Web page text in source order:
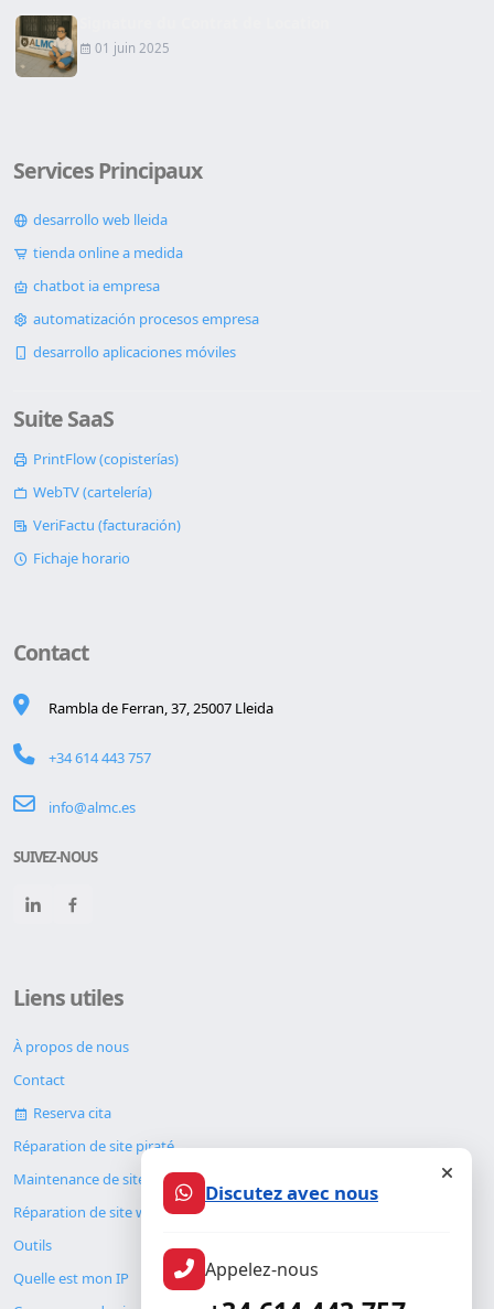
01 juin 2025
Services Principaux
desarrollo web lleida
tienda online a medida
chatbot ia empresa
automatización procesos empresa
desarrollo aplicaciones móviles
Suite SaaS
PrintFlow (copisterías)
WebTV (cartelería)
VeriFactu (facturación)
Fichaje horario
Contact
Rambla de Ferran, 37, 25007 Lleida
+34 614 443 757
info@almc.es
SUIVEZ-NOUS
Liens utiles
À propos de nous
Contact
Reserva cita
Réparation de site piraté
Maintenance de site web
Réparation de site web
Outils
Quelle est mon IP
Discutez avec nous
Appelez-nous